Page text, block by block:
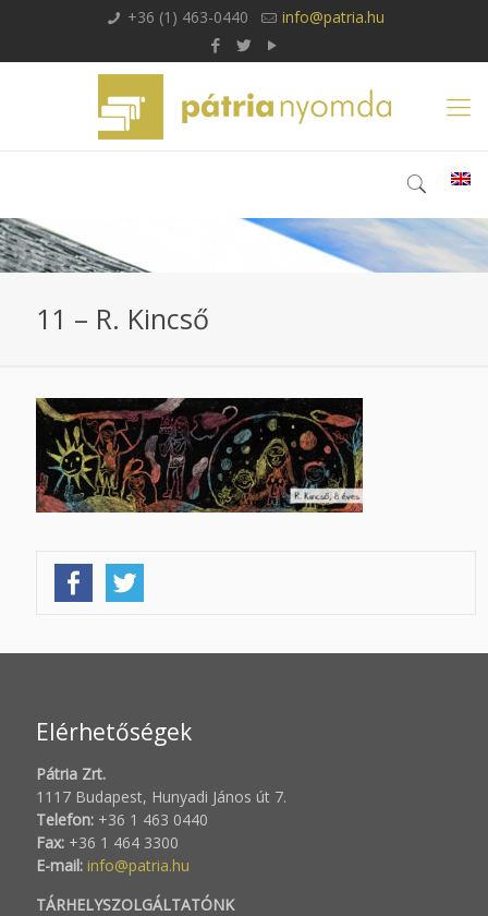
+36 (1) 463-0440 info@patria.hu
11 – R. Kincső
Elérhetőségek
Pátria Zrt.
1117 Budapest, Hunyadi János út 7.
Telefon: +36 1 463 0440
Fax: +36 1 464 3300
E-mail: info@patria.hu
TÁRHELYSZOLGÁLTATÓNK